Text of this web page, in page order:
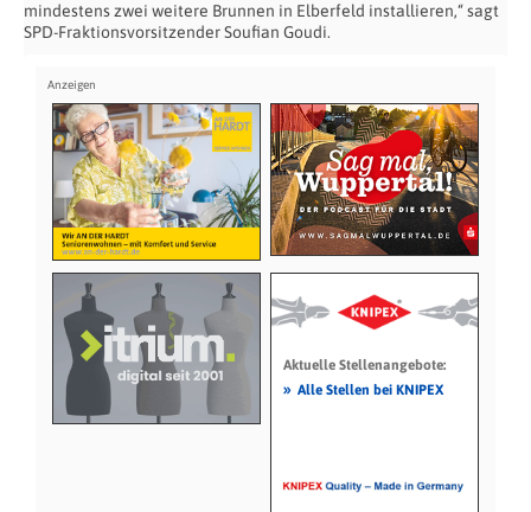
mindestens zwei weitere Brunnen in Elberfeld installieren,“ sagt
SPD-Fraktionsvorsitzender Soufian Goudi.
Aktuelle Stellenangebote:
» Alle Stellen bei KNIPEX